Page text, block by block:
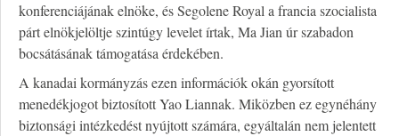
konferenciájának elnöke, és Segolene Royal a francia szocialista
párt elnökjelöltje szintúgy levelet írtak, Ma Jian úr szabadon
bocsátásának támogatása érdekében.
A kanadai kormányzás ezen információk okán gyorsított
menedékjogot biztosított Yao Liannak. Miközben ez egynéhány
biztonsági intézkedést nyújtott számára, egyáltalán nem jelentett